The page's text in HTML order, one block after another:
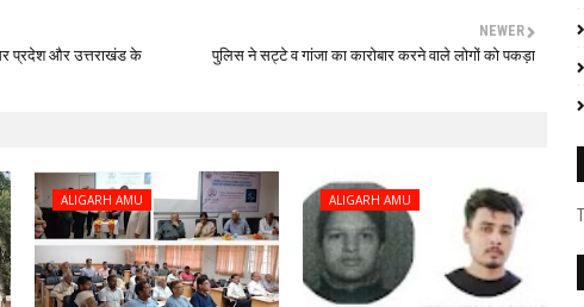
NEWER
पुलिस ने सट्टे व गांजा का कारोबार करने वाले लोगों को पकड़ा
प्रदेश और उत्तराखंड के
ALIGARH AMU ALIGARH AMU